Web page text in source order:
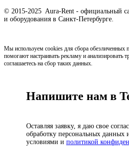
© 2015-2025 Aura-Rent - официальный
и оборудования в Санкт-Петербурге.
Мы используем cookies для сбора обезличенных
помогают настраивать рекламу и анализировать
соглашаетесь на сбор таких данных.
Напишите нам в
Оставляя заявку, я даю свое
обработку персональных данных
условиями и политикой